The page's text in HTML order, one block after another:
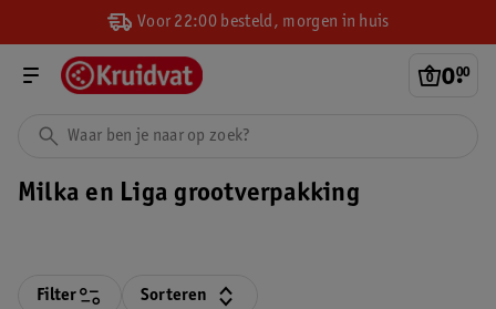
Voor 22:00 besteld, morgen in huis
0.
00
Milka en Liga grootverpakking
Filter Sorteren